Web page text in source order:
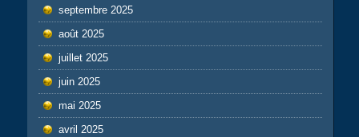
septembre 2025
août 2025
juillet 2025
juin 2025
mai 2025
avril 2025